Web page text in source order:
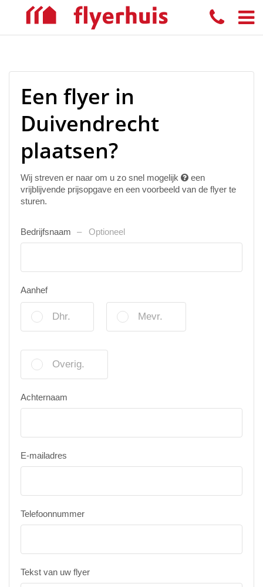
Een flyer in
Duivendrecht
plaatsen?
Wij streven er naar om u zo snel mogelijk
een
vrijblijvende prijsopgave en een voorbeeld van de flyer te
sturen.
Bedrijfsnaam Optioneel
Aanhef
Dhr. Mevr.
Overig.
Achternaam
E-mailadres
Telefoonnummer
Tekst van uw flyer